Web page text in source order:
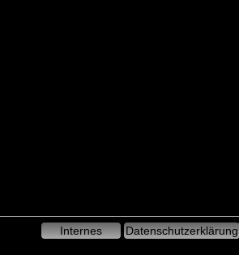
Internes Datenschutzerklärung